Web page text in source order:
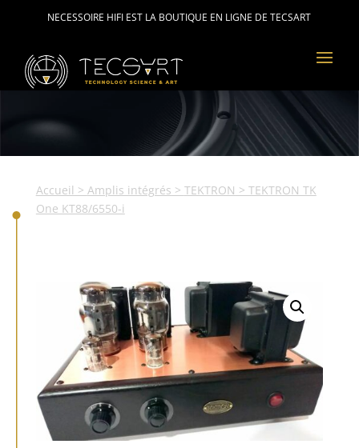
NECESSOIRE HIFI EST LA BOUTIQUE EN LIGNE DE TECSART
Accueil > Amplis intégrés > TEKTRON > TEKTRON TK
One KT88/6550-i